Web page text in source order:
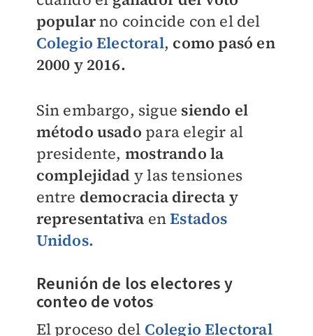
popularno coincide con el del
Colegio Electoral, como pasó en
2000 y 2016.
Sin embargo, sigue siendo el
método usado para elegir al
presidente, mostrando la
complejidad y las tensiones
entre democracia directa y
representativa enEstados
Unidos.
Reunión de los electores y
conteo de votos
El proceso del Colegio Electoral